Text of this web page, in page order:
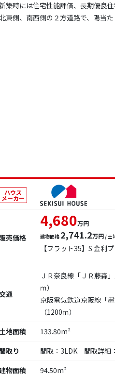
築時には住宅性能評価、長期優良
東側、南西側の２方道路で、陽当
ハウス
メーカー
販売価格
4,680万円
建物価格 2,741.2万円/ 土
【フラット35】S 金利
通
ＪＲ奈良線「ＪＲ藤森
ｍ）
京阪電気鉄道京阪線「
（1200ｍ）
地面積
133.80m²
間取り
間取：3LDK 間取詳細
物面積
94.50m²